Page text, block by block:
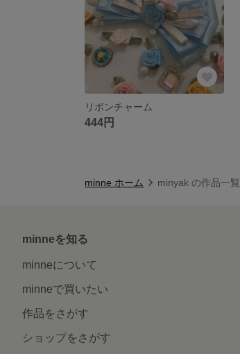
リボンチャーム
444円
minne ホーム minyak の作品一覧
minneを知る
minneについて
minneで買いたい
作品をさがす
ショップをさがす